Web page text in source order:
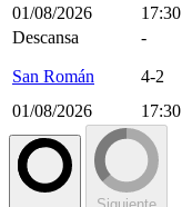
01/08/2026
17:30
Descansa
-
San Román 4-2
01/08/2026
17:30